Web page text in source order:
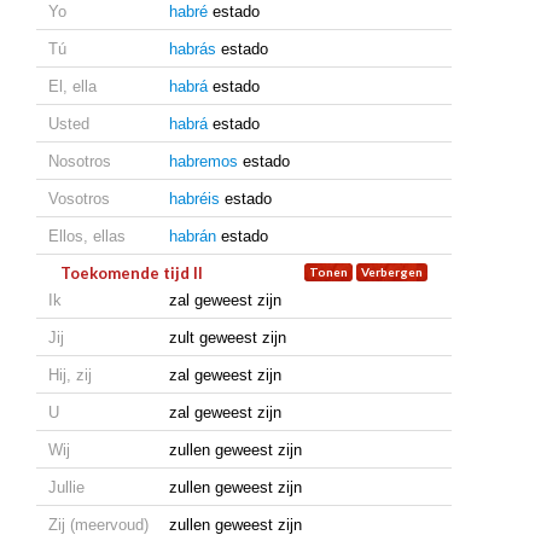
Yo habré estado
Tú habrás estado
El, ella habráestado
Usted habráestado
Nosotros habremos estado
Vosotros habréis estado
Ellos, ellas habrán estado
Toekomende tijd II
Ik zal geweest zijn
Jij zult geweest zijn
Hij, zij zal geweest zijn
U zal geweest zijn
Wij zullen geweest zijn
Jullie zullen geweest zijn
Zij (meervoud) zullen geweest zijn